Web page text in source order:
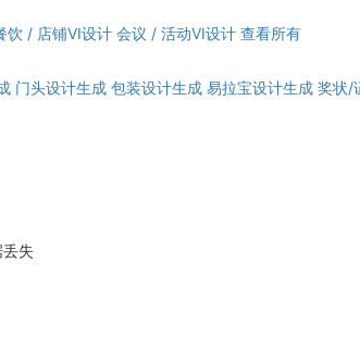
饮 / 店铺VI设计 会议 / 活动VI设计 查看所有
门头设计生成 包装设计生成 易拉宝设计生成 奖状/
失